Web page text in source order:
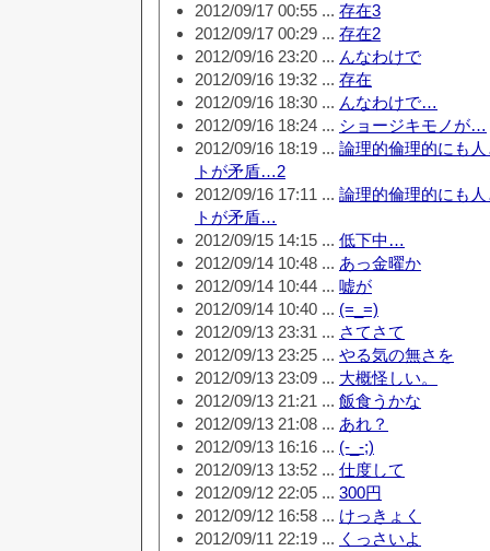
2012/09/17 00:55 ... 存在3
2012/09/17 00:29 ... 存在2
2012/09/16 23:20 ... んなわけで
2012/09/16 19:32 ... 存在
2012/09/16 18:30 ... んなわけで…
2012/09/16 18:24 ... ショージキモノが…
2012/09/16 18:19 ... 論理的倫理的にも
トが矛盾…2
2012/09/16 17:11 ... 論理的倫理的にも
トが矛盾…
2012/09/15 14:15 ... 低下中…
2012/09/14 10:48 ... あっ金曜か
2012/09/14 10:44 ... 嘘が
2012/09/14 10:40 ... (=_=)
2012/09/13 23:31 ... さてさて
2012/09/13 23:25 ... やる気の無さを
2012/09/13 23:09 ... 大概怪しい。
2012/09/13 21:21 ... 飯食うかな
2012/09/13 21:08 ... あれ？
2012/09/13 16:16 ... (-_-;)
2012/09/13 13:52 ... 仕度して
2012/09/12 22:05 ... 300円
2012/09/12 16:58 ... けっきょく
2012/09/11 22:19 ... くっさいよ